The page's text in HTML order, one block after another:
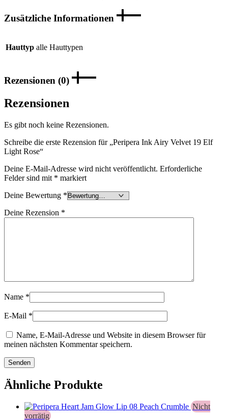
Zusätzliche Informationen
Hauttyp alle Hauttypen
Rezensionen (0)
Rezensionen
Es gibt noch keine Rezensionen.
Schreibe die erste Rezension für „Peripera Ink Airy Velvet 19 Elf
Light Rose“
Deine E-Mail-Adresse wird nicht veröffentlicht. Erforderliche
Felder sind mit * markiert
Deine Bewertung *
Deine Rezension *
Name *
E-Mail *
Name, E-Mail-Adresse und Website in diesem Browser für
meinen nächsten Kommentar speichern.
Ähnliche Produkte
Nicht
vorrätig